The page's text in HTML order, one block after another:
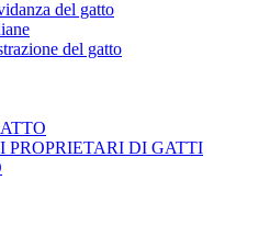
del gatto
del gatto
DI GATTI